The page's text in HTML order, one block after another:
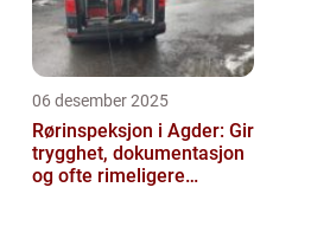
06 desember 2025
Rørinspeksjon i Agder: Gir
trygghet, dokumentasjon
og ofte rimeligere